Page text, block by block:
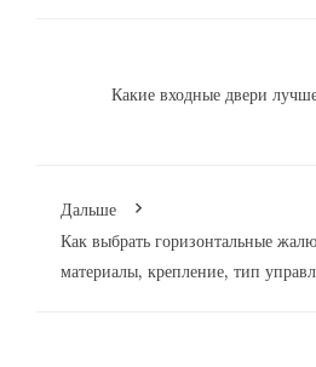
Какие входные двери
Дальше
Как выбрать горизонтальные
материалы, крепление, тип